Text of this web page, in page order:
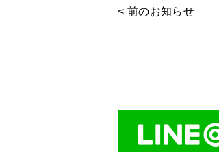
< 前のお知らせ